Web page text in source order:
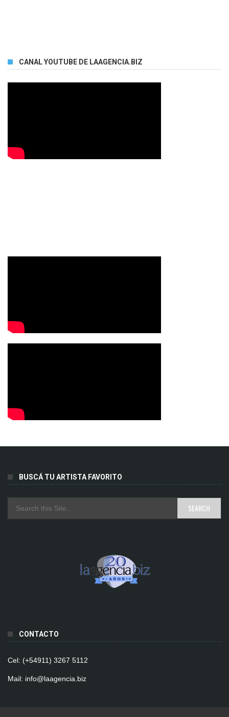
CANAL YOUTUBE DE LAAGENCIA.BIZ
BUSCÁ TU ARTISTA FAVORITO
CONTACTO
Cel: (+54911) 3267 5112
Mail: info@laagencia.biz